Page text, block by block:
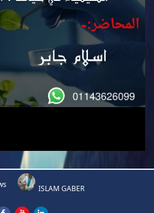
ISLAM GABER